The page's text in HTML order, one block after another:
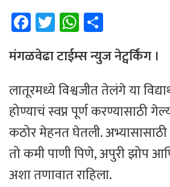
Fa
ce
b
o
ok
T
wi
tt
er
W
h
at
sA
p
p
ar
e
मंगळवेढा टाईम्स न्युज नेट्वर्किंग ।
लातूरमध्ये विश्वजीत तेलंगे या
होण्याचं स्वप्न पूर्ण करण्यासाठी
कठोर मेहनत घेतली.
तो कमी पाणी पिणे, अपुरी झोप
अशा तणावात राहिला.